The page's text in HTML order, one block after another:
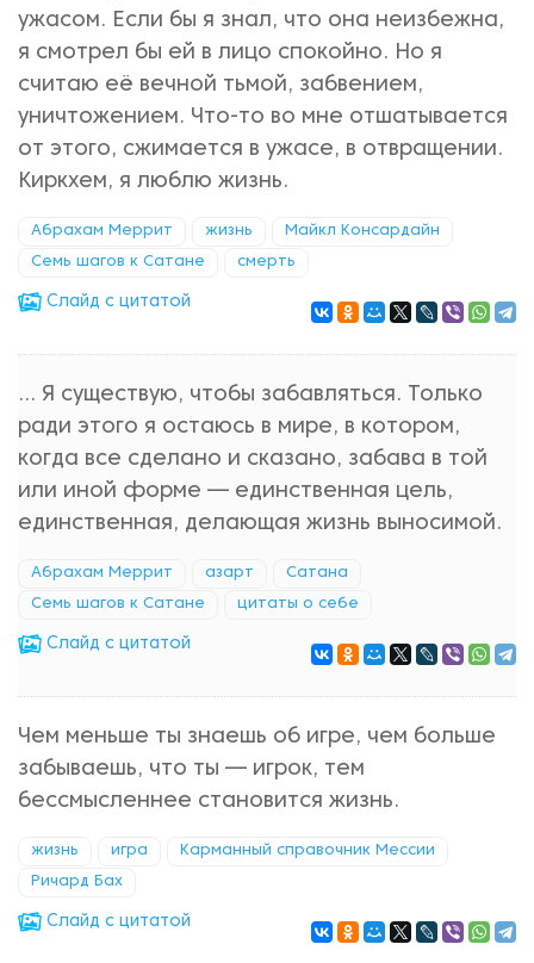
ужасом. Если бы я знал, что она неизбежна,
я смотрел бы ей в лицо спокойно. Но я
считаю её вечной тьмой, забвением,
уничтожением. Что-то во мне отшатывается
от этого, сжимается в ужасе, в отвращении.
Киркхем, я люблю жизнь.
Абрахам Меррит жизнь Майкл Консардайн
Семь шагов к Сатане смерть
Cлайд с цитатой
... Я существую, чтобы забавляться. Только
ради этого я остаюсь в мире, в котором,
когда все сделано и сказано, забава в той
или иной форме — единственная цель,
единственная, делающая жизнь выносимой.
Абрахам Меррит азарт Сатана
Семь шагов к Сатане цитаты о себе
Cлайд с цитатой
Чем меньше ты знаешь об игре, чем больше
забываешь, что ты — игрок, тем
бессмысленнее становится жизнь.
жизнь игра Карманный справочник Мессии
Ричард Бах
Cлайд с цитатой